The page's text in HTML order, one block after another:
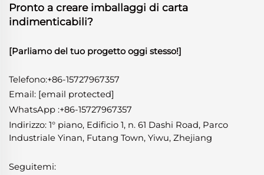
Pronto a creare imballaggi di carta
indimenticabili?
[Parliamo del tuo progetto oggi stesso!]
Telefono:+86-15727967357
Email: [email protected]
WhatsApp :+86-15727967357
Indirizzo: 1° piano, Edificio 1, n. 61 Dashi Road, Parco
Industriale Yinan, Futang Town, Yiwu, Zhejiang
Seguitemi: